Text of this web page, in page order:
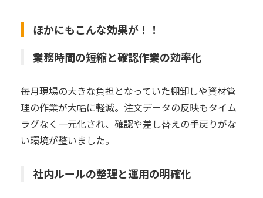
ほかにもこんな効果が！！
業務時間の短縮と確認作業の効率化
毎月現場の大きな負担となっていた棚卸しや資材管
理の作業が大幅に軽減。注文データの反映もタイム
ラグなく一元化され、確認や差し替えの手戻りがな
い環境が整いました。
社内ルールの整理と運用の明確化